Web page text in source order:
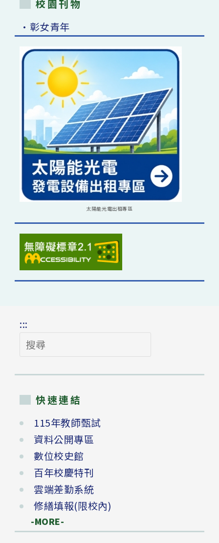
校園刊物
•彰女青年
太陽能光電出租專區
:::
搜
尋
快速連結
115年教師甄試
資料公開專區
數位校史館
百年校慶特刊
雲端差勤系統
修繕填報(限校內)
-MORE-